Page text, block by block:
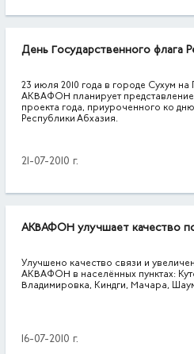
День Государственного флага
23 июля 2010 года в городе Сухум
АКВАФОН планирует
проекта года, приуроченного ко
Республики Абхазия.
21-07-2010 г.
АКВАФОН улучшает качество
Улучшено качество связи и
АКВАФОН в населённых пунктах:
Владимировка, Киндги, Мачара,
16-07-2010 г.